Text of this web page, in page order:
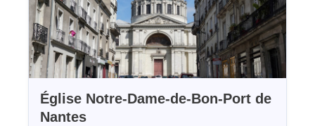
Église Notre-Dame-de-Bon-Port de
Nantes